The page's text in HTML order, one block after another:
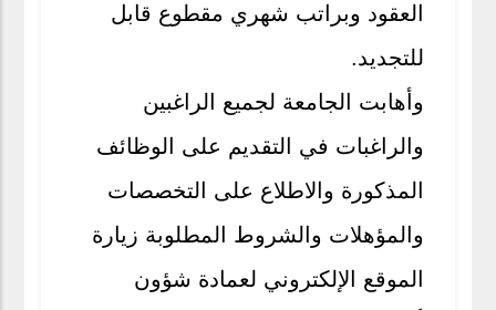
العقود وبراتب شهري مقطوع قابل
للتجديد.
وأهابت الجامعة لجميع الراغبين
والراغبات في التقديم على الوظائف
المذكورة والاطلاع على التخصصات
والمؤهلات والشروط المطلوبة زيارة
الموقع الإلكتروني لعمادة شؤون